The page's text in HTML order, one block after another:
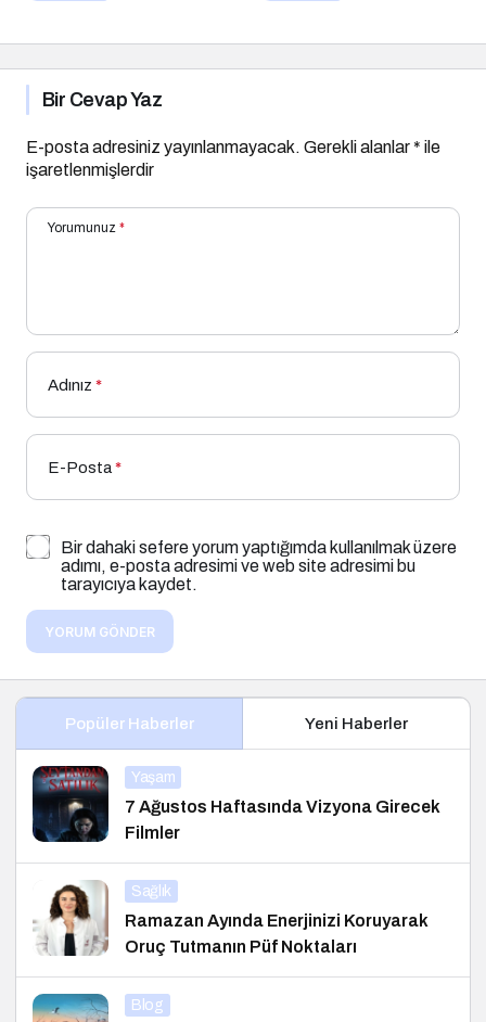
geldi
Bir Cevap Yaz
E-posta adresiniz yayınlanmayacak. Gerekli alanlar* ile
işaretlenmişlerdir
Yorumunuz *
Adınız *
E-Posta*
Bir dahaki sefere yorum yaptığımda kullanılmak üzere
adımı, e-posta adresimi ve web site adresimi bu
tarayıcıya kaydet.
YORUM GÖNDER
Popüler Haberler Yeni Haberler
Yaşam
7 Ağustos Haftasında Vizyona Girecek
Filmler
Sağlık
Ramazan Ayında Enerjinizi Koruyarak
Oruç Tutmanın Püf Noktaları
Blog